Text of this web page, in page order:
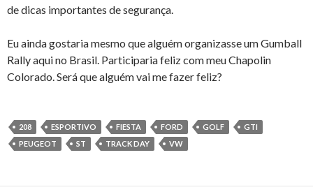
de dicas importantes de segurança.
Eu ainda gostaria mesmo que alguém organizasse um Gumball
Rally aqui no Brasil. Participaria feliz com meu Chapolin
Colorado. Será que alguém vai me fazer feliz?
208 ESPORTIVO FIESTA FORD GOLF
GTI
PEUGEOT
ST TRACK DAY VW